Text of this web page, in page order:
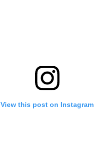
View this post on Instagram